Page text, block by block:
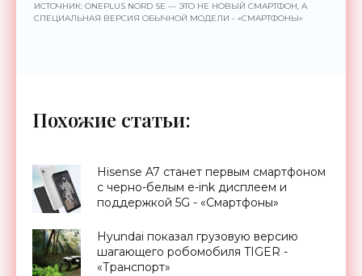
ИСТОЧНИК: ONEPLUS NORD SE — ЭТО НЕ НОВЫЙ СМАРТФОН, А
СПЕЦИАЛЬНАЯ ВЕРСИЯ ОБЫЧНОЙ МОДЕЛИ - «СМАРТФОНЫ»
Похожие статьи:
Hisense A7 станет первым смартфоном
с черно-белым e-ink дисплеем и
поддержкой 5G - «Смартфоны»
Hyundai показал грузовую версию
шагающего робомобиля TIGER -
«Транспорт»